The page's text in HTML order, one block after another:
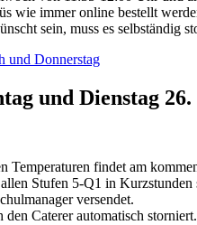
wie immer online bestellt
sein, muss es selbständig
und Donnerstag
und Dienstag
Temperaturen findet am
Stufen 5-Q1 in Kurzstunden
versendet.
Caterer automatisch storniert.